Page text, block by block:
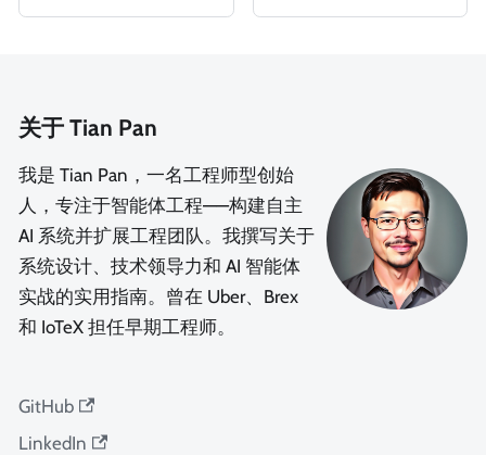
关于 Tian Pan
我是 Tian Pan，一名工程师型创始
人，专注于智能体工程——构建自主
AI 系统并扩展工程团队。我撰写关于
系统设计、技术领导力和 AI 智能体
实战的实用指南。曾在 Uber、Brex
和 IoTeX 担任早期工程师。
GitHub
LinkedIn